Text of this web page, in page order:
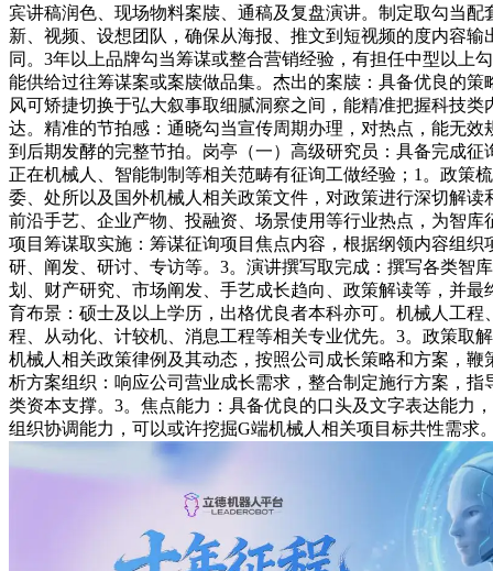
宾讲稿润色、现场物料案牍、通稿及复盘演讲。制定取勾当配
新、视频、设想团队，确保从海报、推文到短视频的度内容输
同。3年以上品牌勾当筹谋或整合营销经验，有担任中型以上
能供给过往筹谋案或案牍做品集。杰出的案牍：具备优良的策
风可矫捷切换于弘大叙事取细腻洞察之间，能精准把握科技类
达。精准的节拍感：通晓勾当宣传周期办理，对热点，能无效
到后期发酵的完整节拍。岗亭（一）高级研究员：具备完成征
正在机械人、智能制制等相关范畴有征询工做经验；1。政策
委、处所以及国外机械人相关政策文件，对政策进行深切解读
前沿手艺、企业产物、投融资、场景使用等行业热点，为智库
项目筹谋取实施：筹谋征询项目焦点内容，根据纲领内容组织
研、阐发、研讨、专访等。3。演讲撰写取完成：撰写各类智
划、财产研究、市场阐发、手艺成长趋向、政策解读等，并最
育布景：硕士及以上学历，出格优良者本科亦可。机械人工程
程、从动化、计较机、消息工程等相关专业优先。3。政策取
机械人相关政策律例及其动态，按照公司成长策略和方案，鞭
析方案组织：响应公司营业成长需求，整合制定施行方案，指
类资本支撑。3。焦点能力：具备优良的口头及文字表达能力
组织协调能力，可以或许挖掘G端机械人相关项目标共性需求